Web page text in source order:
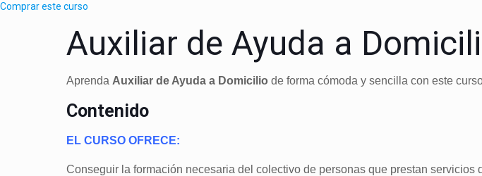
Comprar este curso
Auxiliar de Ayuda a
Aprenda Auxiliar de Ayuda a Domicilio de forma cómoda y sencilla con este
Contenido
EL CURSO OFRECE:
Conseguir la formación necesaria del colectivo de personas que prestan servicios